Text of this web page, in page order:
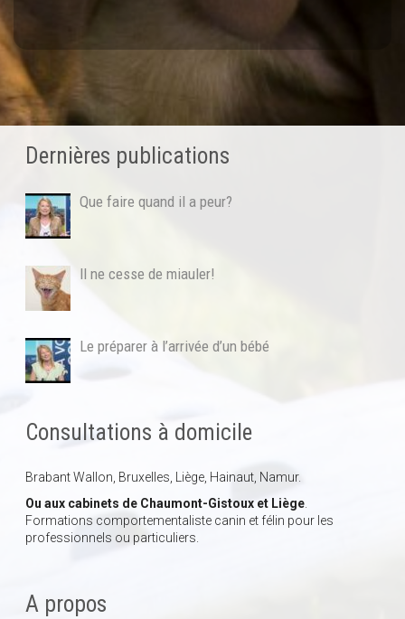
Dernières publications
Que faire quand il a peur?
Il ne cesse de miauler!
Le préparer à l’arrivée d’un bébé
Consultations à domicile
Brabant Wallon, Bruxelles, Liège, Hainaut, Namur.
Ou aux cabinets de Chaumont-Gistoux et Liège.
Formations comportementaliste canin et félin pour les
professionnels ou particuliers.
A propos